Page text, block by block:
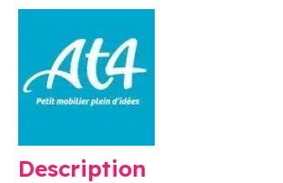
Description